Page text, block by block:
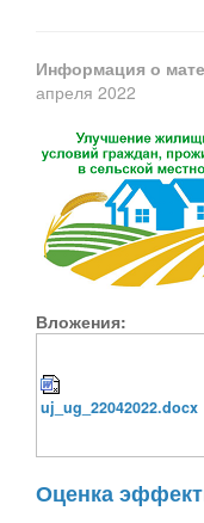
Информация о
апреля 2022
Вложения:
uj_ug_22042022.docx
Оценка